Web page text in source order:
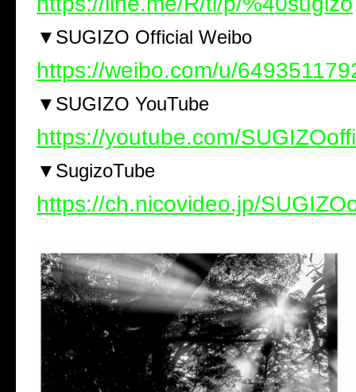
▼SUGIZO Official Weibo
https://weibo.com/u/
▼SUGIZO YouTube
https://youtube.com/
▼SugizoTube
https://ch.nicovideo.jp/